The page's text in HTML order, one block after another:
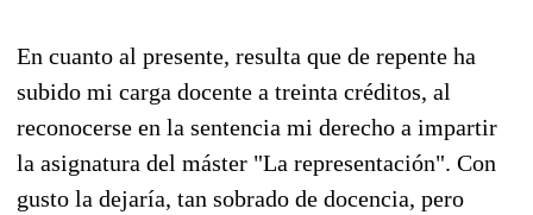
En cuanto al presente, resulta que de repente ha
subido mi carga docente a treinta créditos, al
reconocerse en la sentencia mi derecho a impartir
la asignatura del máster "La representación". Con
gusto la dejaría, tan sobrado de docencia, pero